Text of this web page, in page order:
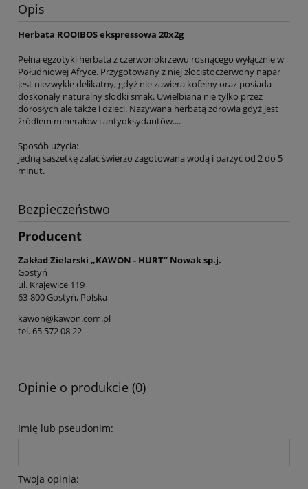
Opis
Herbata ROOIBOS ekspressowa 20x2g
Pełna egzotyki herbata z czerwonokrzewu rosnącego wyłącznie w
Południowej Afryce. Przygotowany z niej złocistoczerwony napar
jest niezwykle delikatny, gdyż nie zawiera kofeiny oraz posiada
doskonały naturalny słodki smak. Uwielbiana nie tylko przez
dorosłych ale także i dzieci. Nazywana herbatą zdrowia gdyż jest
źródłem minerałów i antyoksydantów....
Sposób użycia:
jedną saszetkę zalać świerzo zagotowana wodą i parzyć od 2 do 5
minut.
Bezpieczeństwo
Producent
Zakład Zielarski „KAWON - HURT” Nowak sp.j.
Gostyń
ul. Krajewice 119
63-800 Gostyń, Polska
kawon@kawon.com.pl
tel. 65 572 08 22
Opinie o produkcie (0)
Imię lub pseudonim:
Twoja opinia: